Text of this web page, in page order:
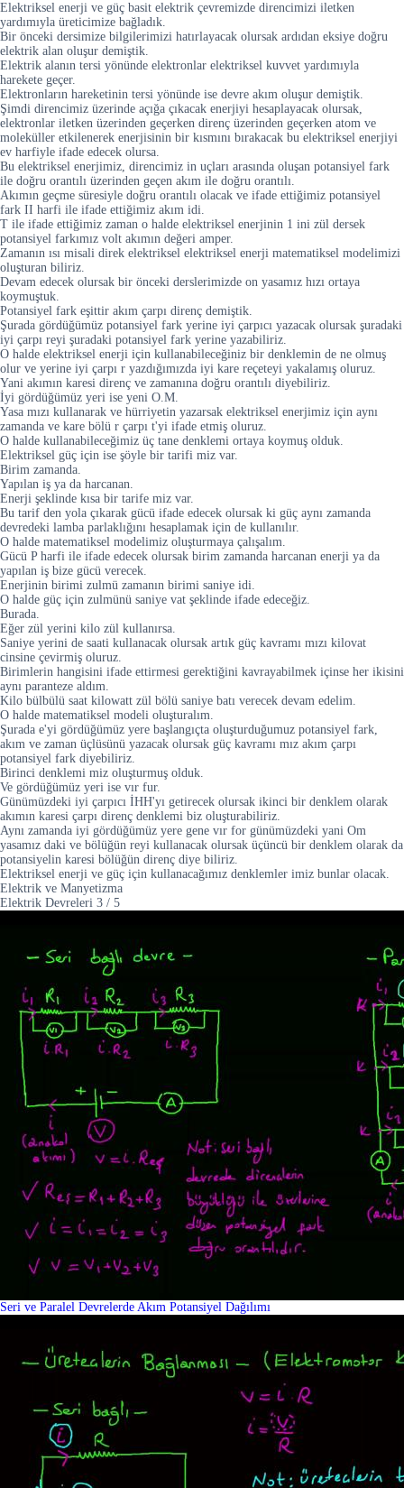
Elektriksel enerji ve güç basit elektrik çevremizde direncimizi iletken
yardımıyla üreticimize bağladık.
Bir önceki dersimize bilgilerimizi hatırlayacak olursak ardıdan eksiye doğru
elektrik alan oluşur demiştik.
Elektrik alanın tersi yönünde elektronlar elektriksel kuvvet yardımıyla
harekete geçer.
Elektronların hareketinin tersi yönünde ise devre akım oluşur demiştik.
Şimdi direncimiz üzerinde açığa çıkacak enerjiyi hesaplayacak olursak,
elektronlar iletken üzerinden geçerken direnç üzerinden geçerken atom ve
moleküller etkilenerek enerjisinin bir kısmını bırakacak bu elektriksel enerjiyi
ev harfiyle ifade edecek olursa.
Bu elektriksel enerjimiz, direncimiz in uçları arasında oluşan potansiyel fark
ile doğru orantılı üzerinden geçen akım ile doğru orantılı.
Akımın geçme süresiyle doğru orantılı olacak ve ifade ettiğimiz potansiyel
fark II harfi ile ifade ettiğimiz akım idi.
T ile ifade ettiğimiz zaman o halde elektriksel enerjinin 1 ini zül dersek
potansiyel farkımız volt akımın değeri amper.
Zamanın ısı misali direk elektriksel elektriksel enerji matematiksel modelimizi
oluşturan biliriz.
Devam edecek olursak bir önceki derslerimizde on yasamız hızı ortaya
koymuştuk.
Potansiyel fark eşittir akım çarpı direnç demiştik.
Şurada gördüğümüz potansiyel fark yerine iyi çarpıcı yazacak olursak şuradaki
iyi çarpı reyi şuradaki potansiyel fark yerine yazabiliriz.
O halde elektriksel enerji için kullanabileceğiniz bir denklemin de ne olmuş
olur ve yerine iyi çarpı r yazdığımızda iyi kare reçeteyi yakalamış oluruz.
Yani akımın karesi direnç ve zamanına doğru orantılı diyebiliriz.
İyi gördüğümüz yeri ise yeni O.M.
Yasa mızı kullanarak ve hürriyetin yazarsak elektriksel enerjimiz için aynı
zamanda ve kare bölü r çarpı t'yi ifade etmiş oluruz.
O halde kullanabileceğimiz üç tane denklemi ortaya koymuş olduk.
Elektriksel güç için ise şöyle bir tarifi miz var.
Birim zamanda.
Yapılan iş ya da harcanan.
Enerji şeklinde kısa bir tarife miz var.
Bu tarif den yola çıkarak gücü ifade edecek olursak ki güç aynı zamanda
devredeki lamba parlaklığını hesaplamak için de kullanılır.
O halde matematiksel modelimiz oluşturmaya çalışalım.
Gücü P harfi ile ifade edecek olursak birim zamanda harcanan enerji ya da
yapılan iş bize gücü verecek.
Enerjinin birimi zulmü zamanın birimi saniye idi.
O halde güç için zulmünü saniye vat şeklinde ifade edeceğiz.
Burada.
Eğer zül yerini kilo zül kullanırsa.
Saniye yerini de saati kullanacak olursak artık güç kavramı mızı kilovat
cinsine çevirmiş oluruz.
Birimlerin hangisini ifade ettirmesi gerektiğini kavrayabilmek içinse her ikisini
aynı paranteze aldım.
Kilo bülbülü saat kilowatt zül bölü saniye batı verecek devam edelim.
O halde matematiksel modeli oluşturalım.
Şurada e'yi gördüğümüz yere başlangıçta oluşturduğumuz potansiyel fark,
akım ve zaman üçlüsünü yazacak olursak güç kavramı mız akım çarpı
potansiyel fark diyebiliriz.
Birinci denklemi miz oluşturmuş olduk.
Ve gördüğümüz yeri ise vır fur.
Günümüzdeki iyi çarpıcı İHH'yı getirecek olursak ikinci bir denklem olarak
akımın karesi çarpı direnç denklemi biz oluşturabiliriz.
Aynı zamanda iyi gördüğümüz yere gene vır for günümüzdeki yani Om
yasamız daki ve bölüğün reyi kullanacak olursak üçüncü bir denklem olarak da
potansiyelin karesi bölüğün direnç diye biliriz.
Elektriksel enerji ve güç için kullanacağımız denklemler imiz bunlar olacak.
Elektrik ve Manyetizma
Elektrik Devreleri 3 / 5
Seri ve Paralel Devrelerde Akım Potansiyel Dağılımı